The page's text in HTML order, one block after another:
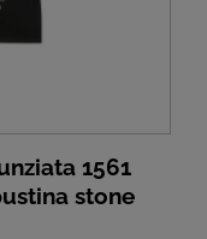
1561
stone